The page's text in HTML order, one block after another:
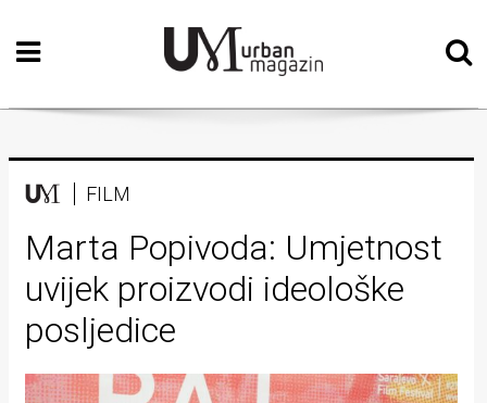
Početna
Vizualne
Teatar
Književnost
Muzika
Film
Intervju
FILM
Marta Popivoda: Umjetnost
uvijek proizvodi ideološke
posljedice